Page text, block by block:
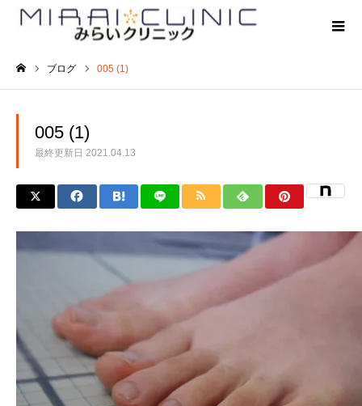
ブログ 005 (1)
005 (1)
最終更新日 2021.04.13